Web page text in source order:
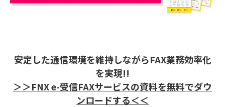
安定した通信環境を維持しながらFAX業務効率化
を実現!!
＞＞FNX e-受信FAXサービスの資料を無料でダウ
ンロードする＜＜